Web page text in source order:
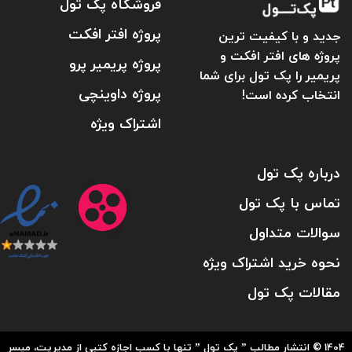
جدید و با کیفیت ترین
پروژه های افتر افکت و
پریمیر را پک تول برای شما
انتخاب کرده است!
پروژه افتر افکت
پروژه پریمیر پرو
پروژه داوینچی
اشتراک ویژه
درباره پک تول
تماس با پک تول
سوالات متداول
نحوه خرید اشتراک ویژه
مقالات پک تول
1404 © انتشار مطالب ” پک تول ” تنها با کسب اجازه کتبی از مدیریت، میسر